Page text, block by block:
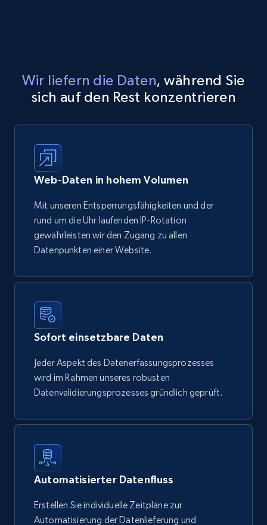
Wir liefern die Daten, während Sie
sich auf den Rest konzentrieren
Web-Daten in hohem Volumen
Mit unseren Entsperrungsfähigkeiten und der
rund um die Uhr laufenden IP-Rotation
gewährleisten wir den Zugang zu allen
Datenpunkten einer Website.
Sofort einsetzbare Daten
Jeder Aspekt des Datenerfassungsprozesses
wird im Rahmen unseres robusten
Datenvalidierungsprozesses gründlich geprüft.
Automatisierter Datenfluss
Erstellen Sie individuelle Zeitpläne zur
Automatisierung der Datenlieferung und